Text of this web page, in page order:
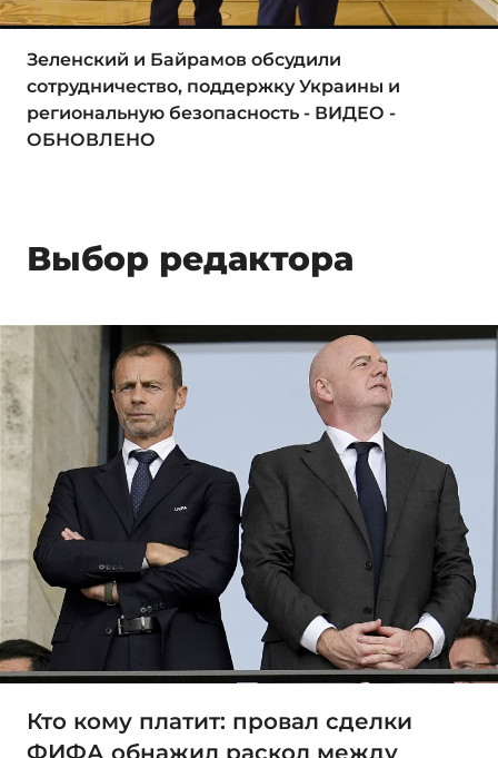
Зеленский и Байрамов обсудили
сотрудничество, поддержку Украины и
региональную безопасность - ВИДЕО -
ОБНОВЛЕНО
Выбор редактора
Кто кому платит: провал сделки